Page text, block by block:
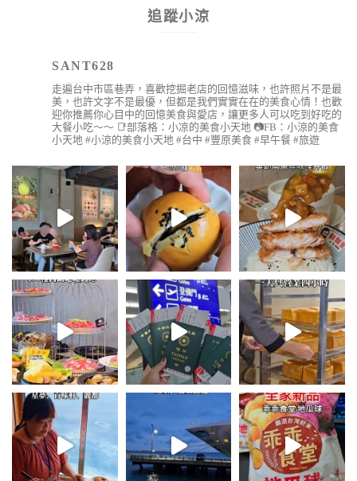
追蹤小涼
SANT628
走遍台中市區巷弄，喜歡挖掘老店的回憶滋味，也許照片不是最
美，也許文字不是最優，但都是我們實實在在的美食心情！也歡
迎你推薦你心目中的回憶美食與愛店，讓更多人可以吃到好吃的
大餐小吃～～ 📑部落格：小凉的美食小天地 📷FB：小涼的美食
小天地 #小涼的美食小天地 #台中 #豐原美食 #早午餐 #旅遊